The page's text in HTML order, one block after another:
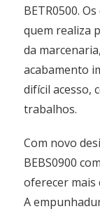
BETR0500.
quem realiza
da
acabamento
difícil acesso,
trabalhos.
Com novo
BEBS0900
oferecer
A